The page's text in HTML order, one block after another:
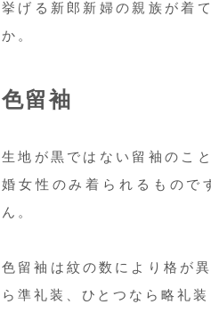
挙げる新郎新婦の親族が着
か。
色留袖
生地が黒ではない留袖のこ
婚女性のみ着られるもので
ん。
色留袖は紋の数により格が
ら準礼装、ひとつなら略礼